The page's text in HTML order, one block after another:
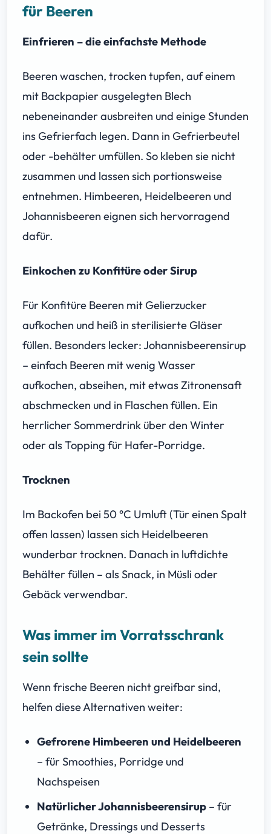
für Beeren
Einfrieren – die einfachste Methode
Beeren waschen, trocken tupfen, auf einem
mit Backpapier ausgelegten Blech
nebeneinander ausbreiten und einige Stunden
ins Gefrierfach legen. Dann in Gefrierbeutel
oder -behälter umfüllen. So kleben sie nicht
zusammen und lassen sich portionsweise
entnehmen. Himbeeren, Heidelbeeren und
Johannisbeeren eignen sich hervorragend
dafür.
Einkochen zu Konfitüre oder Sirup
Für Konfitüre Beeren mit Gelierzucker
aufkochen und heiß in sterilisierte Gläser
füllen. Besonders lecker: Johannisbeerensirup
– einfach Beeren mit wenig Wasser
aufkochen, abseihen, mit etwas Zitronensaft
abschmecken und in Flaschen füllen. Ein
herrlicher Sommerdrink über den Winter
oder als Topping für Hafer-Porridge.
Trocknen
Im Backofen bei 50 °C Umluft (Tür einen Spalt
offen lassen) lassen sich Heidelbeeren
wunderbar trocknen. Danach in luftdichte
Behälter füllen – als Snack, in Müsli oder
Gebäck verwendbar.
Was immer im Vorratsschrank
sein sollte
Wenn frische Beeren nicht greifbar sind,
helfen diese Alternativen weiter:
Gefrorene Himbeeren und Heidelbeeren
– für Smoothies, Porridge und
Nachspeisen
Natürlicher Johannisbeerensirup – für
Getränke, Dressings und Desserts